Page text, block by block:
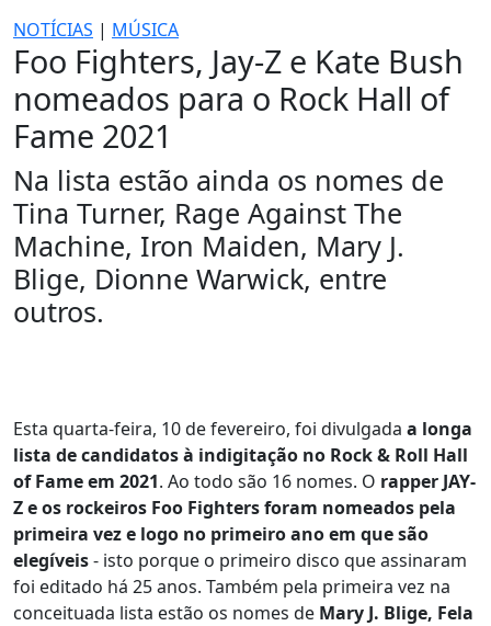
NOTÍCIAS | MÚSICA
Foo Fighters, Jay-Z e Kate Bush
nomeados para o Rock Hall of
Fame 2021
Na lista estão ainda os nomes de
Tina Turner, Rage Against The
Machine, Iron Maiden, Mary J.
Blige, Dionne Warwick, entre
outros.
Esta quarta-feira, 10 de fevereiro, foi divulgada a longa
lista de candidatos à indigitação no Rock & Roll Hall
of Fame em 2021. Ao todo são 16 nomes. O rapper JAY-
Z e os rockeiros Foo Fighters foram nomeados pela
primeira vez e logo no primeiro ano em que são
elegíveis- isto porque o primeiro disco que assinaram
foi editado há 25 anos. Também pela primeira vez na
conceituada lista estão os nomes de Mary J. Blige, Fela